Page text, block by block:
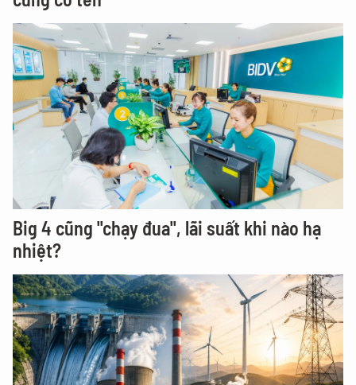
Big 4 cũng "chạy đua", lãi suất khi nào hạ
nhiệt?